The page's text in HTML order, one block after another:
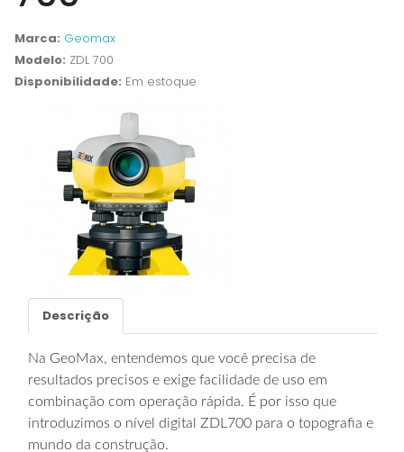
Marca: Geomax
Modelo: ZDL 700
Disponibilidade: Em estoque
Descrição
Na GeoMax, entendemos que você precisa de
resultados precisos e exige facilidade de uso em
combinação com operação rápida. É por isso que
introduzimos o nível digital ZDL700 para o topografia e
mundo da construção.